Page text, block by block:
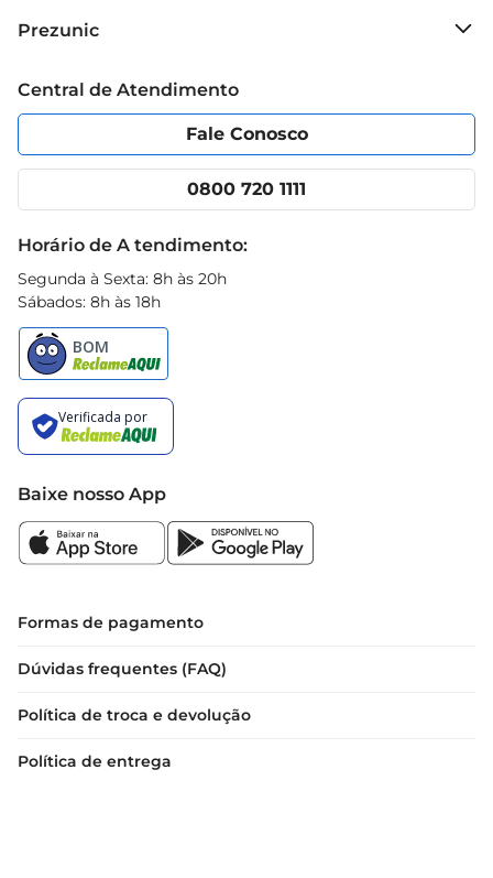
Grupo Cencosud
Política de Privacidade
Portal do fornecedor
Cencosud Media
Prezunic
Código de Ética
App Prezunic
Central de Atendimento
Fale Conosco
0800 720 1111
Horário de A tendimento:
Segunda à Sexta: 8h às 20h
Sábados: 8h às 18h
Baixe nosso App
Formas de pagamento
Dúvidas frequentes (FAQ)
Política de troca e devolução
Política de entrega